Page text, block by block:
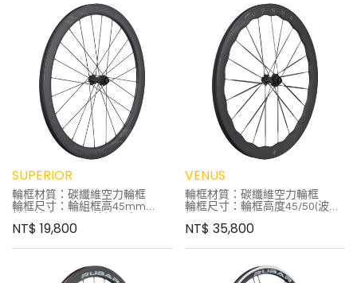
外胎建議胎壓：100~120psi
煞車系統：中心鎖入式
花鼓軸心：前後12mm側蓋
花鼓鋼絲：5.2mm碳幅條
花鼓培林：陶瓷培林
棘輪系統：SHIMANO 11/12S、
輪組重量：1350g (不含襯帶)
Tubeless 外胎
建議胎壓：100~110psi
花鼓軸心：QR快拆
花鼓鋼絲：5.2mm碳幅條
花鼓培林：陶瓷培林
棘輪系統：SHIMANO 11s/12s
輪組重量：1430g(不含襯帶)
框體保固1年
附專用煞車皮
SUPERIOR
輪框材質：碳纖維空力輪框
輪框尺寸：輪組框高45mm
18mm
外胎建議胎壓：100~120psi
煞車系統：中心鎖入式
NT$ 19,800
VENUS
輪框材質：碳纖維空力輪框
輪框尺寸：輪框高度45/50(波浪
輪框外寬28mm 輪框內寬
外胎建議胎壓：100~120psi
NT$ 35,800